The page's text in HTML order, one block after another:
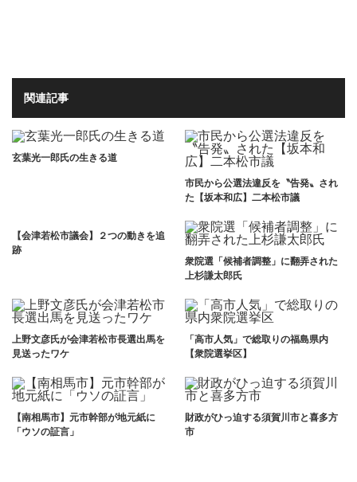
関連記事
玄葉光一郎氏の生きる道
市民から公選法違反を〝告発〟され
た【坂本和広】二本松市議
【会津若松市議会】２つの動きを追
跡
衆院選「候補者調整」に翻弄された
上杉謙太郎氏
上野文彦氏が会津若松市長選出馬を
見送ったワケ
「高市人気」で総取りの福島県内
【衆院選挙区】
【南相馬市】元市幹部が地元紙に
「ウソの証言」
財政がひっ迫する須賀川市と喜多方
市